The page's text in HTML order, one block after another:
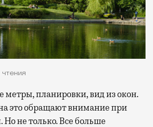
это обращают внимание при
не только. Все больше